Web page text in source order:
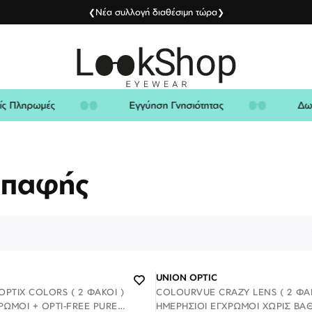
❮ Νέα συλλογή διαθέσιμη τώρα❯
Πληρωμές Εγγύηση Γνησιότητας
COLORS ( 2 ΦΑΚΟΊ )
+ OPTI-FREE PURE
UNION OPTIC
COLOURVUE CRAZY LENS ( 2
ΗΜΕΡΉΣΙΟΙ ΈΓΧΡΩΜΟΙ ΧΩΡΊΣ